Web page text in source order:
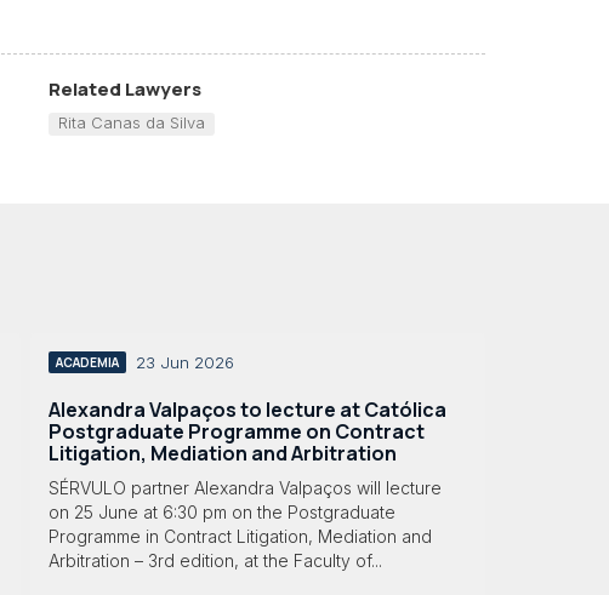
Related Lawyers
Rita Canas da Silva
ACADEMIA 23 Jun 2026
Alexandra Valpaços to lecture at Católica
Postgraduate Programme on Contract
Litigation, Mediation and Arbitration
SÉRVULO partner Alexandra Valpaços will lecture
on 25 June at 6:30 pm on the Postgraduate
Programme in Contract Litigation, Mediation and
Arbitration – 3rd edition, at the Faculty of...